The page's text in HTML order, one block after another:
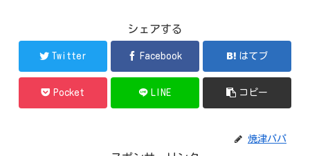
シェアする
Twitter Facebook はてブ
Pocket LINE コピー
焼津パパ